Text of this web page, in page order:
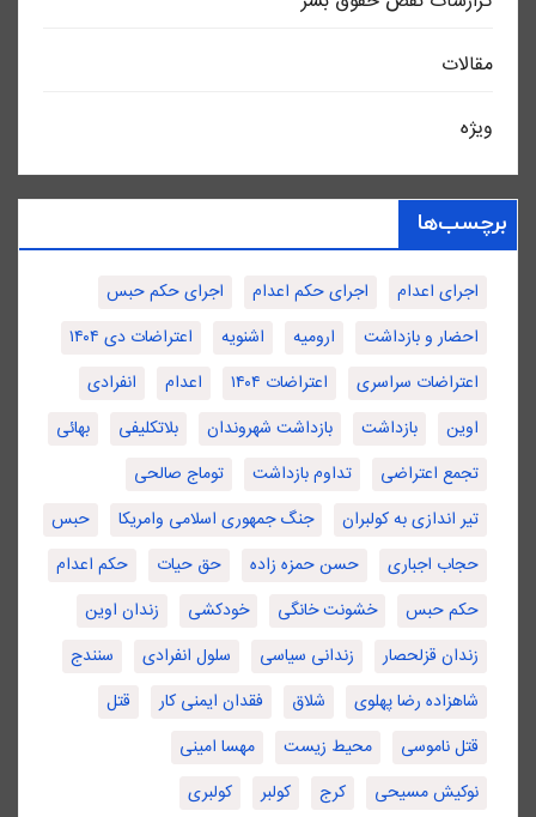
مقالات
ویژه
برچسب‌ها
اجرای اعدام اجرای حکم اعدام
اجرای حکم حبس
احضار و بازداشت
ارومیه اشنویه
اعتراضات دی ۱۴۰۴
اعتراضات سراسری
اعتراضات ۱۴۰۴ اعدام
انفرادی
اوین
بازداشت بازداشت شهروندان بلاتکلیفی
بهائی
تجمع اعتراضی
تداوم بازداشت
توماج صالحی
تیر اندازی به کولبران
جنگ جمهوری اسلامی وامریکا
حبس
حجاب اجباری
حسن حمزه زاده حق حیات
حکم اعدام
حکم حبس
خشونت خانگی خودکشی
زندان اوین
زندان قزلحصار
زندانی سیاسی سلول انفرادی
سنندج
شاهزاده رضا پهلوی
شلاق فقدان ایمنی کار
قتل
قتل ناموسی
محیط زیست
مهسا امینی
نوکیش مسیحی
کرج کولبر کولبری